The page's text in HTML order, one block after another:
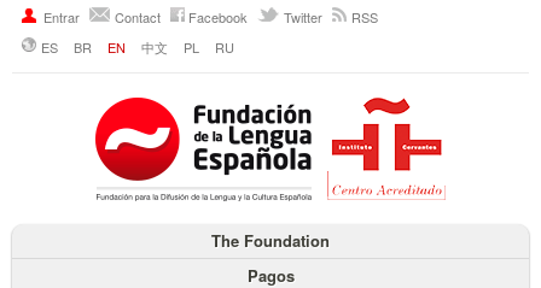
Entrar Contact Facebook Twitter
RSS
ES
BR EN 中文 PL RU
The Foundation
Pagos